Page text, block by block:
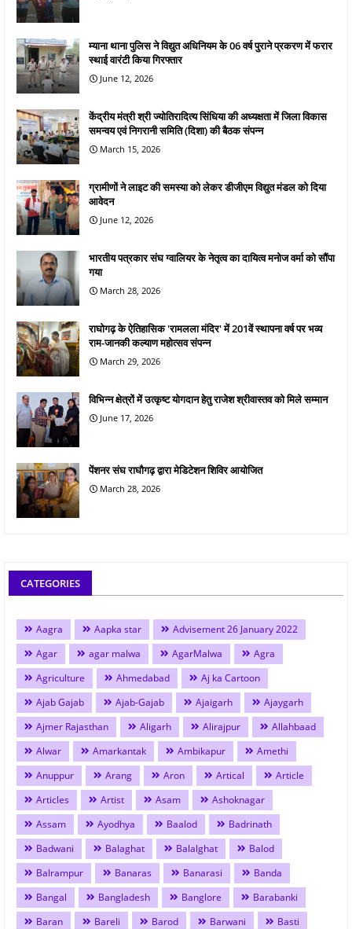
म्याना थाना पुलिस ने विद्युत अधिनियम के 06 वर्ष पुराने प्रकरण में फरार
स्थाई वारंटी किया गिरफ्तार
June 12, 2026
केंद्रीय मंत्री श्री ज्योतिरादित्य सिंधिया की अध्यक्षता में जिला विकास
समन्वय एवं निगरानी समिति (दिशा) की बैठक संपन्न
March 15, 2026
ग्रामीणों ने लाइट की समस्या को लेकर डीजीएम विद्युत मंडल को दिया
आवेदन
June 12, 2026
भारतीय पत्रकार संघ ग्वालियर के नेतृत्व का दायित्व मनोज वर्मा को सौंपा
गया
March 28, 2026
राघोगढ़ के ऐतिहासिक 'रामलला मंदिर' में 201वें स्थापना वर्ष पर भव्य
राम-जानकी कल्याण महोत्सव संपन्न
March 29, 2026
विभिन्न क्षेत्रों में उत्कृष्ट योगदान हेतु राजेश श्रीवास्तव को मिले सम्मान
June 17, 2026
पेंशनर संघ राघौगढ़ द्वारा मेडिटेशन शिविर आयोजित
March 28, 2026
CATEGORIES
Aagra Aapka star
Advisement 26 January 2022
Agar
agar malwa AgarMalwa
Agra
Agriculture
Ahmedabad
Aj ka Cartoon
Ajab Gajab
Ajab-Gajab Ajaigarh
Ajaygarh
Ajmer Rajasthan
Aligarh Alirajpur
Allahbaad
Alwar
Amarkantak Ambikapur
Amethi
Anuppur
Arang Aron Artical
Article
Articles
Artist Asam
Ashoknagar
Assam
Ayodhya Baalod
Badrinath
Badwani
Balaghat Balalghat
Balod
Balrampur
Banaras Banarasi
Banda
Bangal
Bangladesh Banglore
Barabanki
Baran
Bareli Barod Barwani
Basti